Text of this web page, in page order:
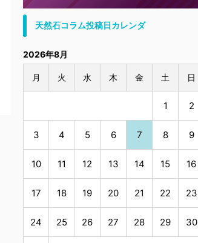
天然石コラム投稿日カレンダ
2026年8月
月 火 水 木 金 土 日
1 2
3 4 5 6 7 8 9
10 11 12 13 14 15 16
17 18 19 20 21 22 23
24 25 26 27 28 29 30